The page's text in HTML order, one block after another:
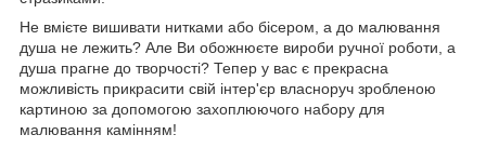
Не вмієте вишивати нитками або бісером, а до малювання
душа не лежить? Але Ви обожнюєте вироби ручної роботи, а
душа прагне до творчості? Тепер у вас є прекрасна
можливість прикрасити свій інтер'єр власноруч зробленою
картиною за допомогою захоплюючого набору для
малювання камінням!